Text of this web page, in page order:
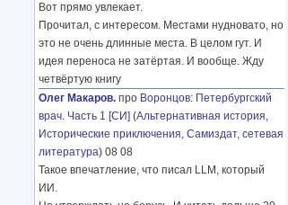
Вот прямо увлекает.
Прочитал, с интересом. Местами нудновато, но
это не очень длинные места. В целом гут. И
идея переноса не затёртая. И вообще. Жду
четвёртую книгу
Олег Макаров. про Воронцов: Петербургский
врач. Часть 1 [СИ] (Альтернативная история,
Исторические приключения, Самиздат, сетевая
литература) 08 08
Такое впечатление, что писал LLM, который
ИИ.